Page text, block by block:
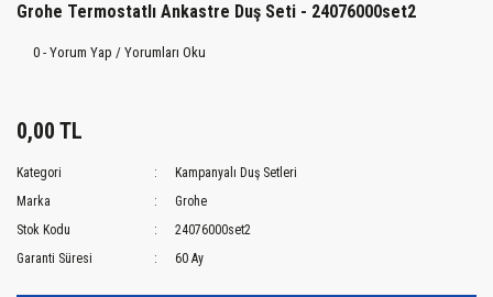
Grohe Termostatlı Ankastre Duş Seti - 24076000set2
0 - Yorum Yap / Yorumları Oku
0,00 TL
Kategori
Kampanyalı Duş Setleri
Marka
Grohe
Stok Kodu
24076000set2
Garanti Süresi
60 Ay